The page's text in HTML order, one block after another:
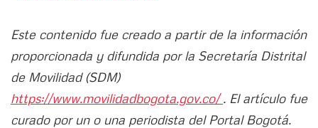
Este contenido fue creado a partir de la información
proporcionada y difundida por la Secretaría Distrital
de Movilidad (SDM)
https://www.movilidadbogota.gov.co/. El artículo fue
curado por un o una periodista del Portal Bogotá.